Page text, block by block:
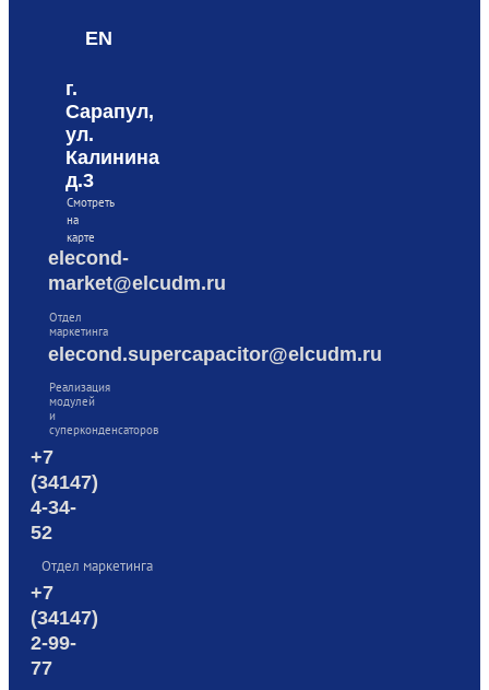
EN
г.
Сарапул,
ул.
Калинина
д.3
Смотреть
на
карте
elecond-
market@elcudm.ru
Отдел
маркетинга
elecond.supercapacitor@elcudm.ru
Реализация
модулей
и
суперконденсаторов
+7
(34147)
4-34-
52
Отдел маркетинга
+7
(34147)
2-99-
77